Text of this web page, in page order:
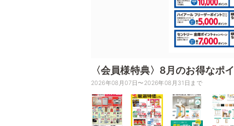
〈会員様特典〉8月のお得なポ
2026年08月07日〜2026年08月31日まで